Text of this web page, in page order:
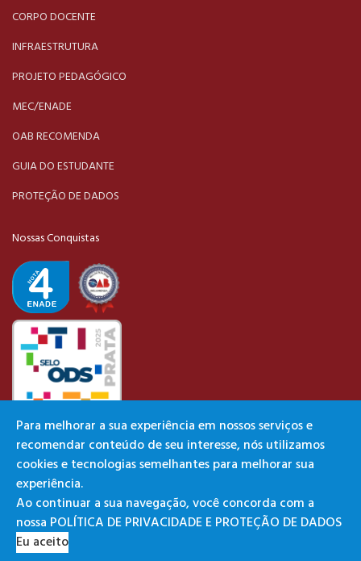
CORPO DOCENTE
INFRAESTRUTURA
PROJETO PEDAGÓGICO
MEC/ENADE
OAB RECOMENDA
GUIA DO ESTUDANTE
PROTEÇÃO DE DADOS
Nossas Conquistas
Parcerias Institucionais
Para melhorar a sua experiência em nossos serviços e
recomendar conteúdo de seu interesse, nós utilizamos
cookies e tecnologias semelhantes para melhorar sua
experiência.
Ao continuar a sua navegação, você concorda com a
nossa POLÍTICA DE PRIVACIDADE E PROTEÇÃO DE DADOS
Eu aceito